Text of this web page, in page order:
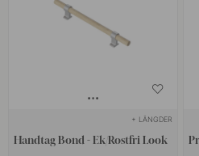
+ LÄNGDER
Handtag Bond - Ek/Rostfri Look